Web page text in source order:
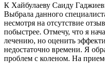
К Хайбулаеву Саиду
Выбрала данного
несмотря на отсутствие
побыстрее. Отмечу, что я
лечению, но оценить
недостаточно времени. Я
проблем с коленом. На